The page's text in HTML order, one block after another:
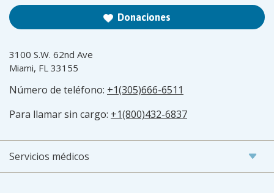
Donaciones
3100 S.W. 62nd Ave
Miami, FL 33155
Número de teléfono: +1(305)666-6511
Para llamar sin cargo: +1(800)432-6837
Servicios médicos